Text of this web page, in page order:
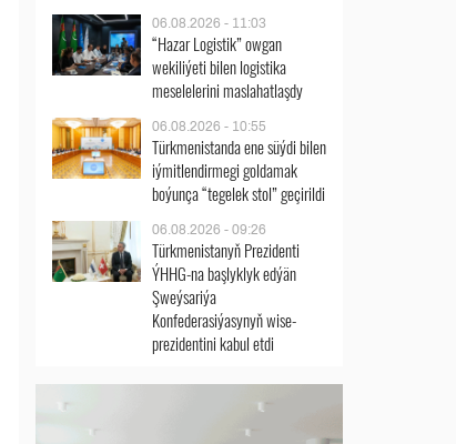
06.08.2026 - 11:03
“Hazar Logistik” owgan
wekiliýeti bilen logistika
meselelerini maslahatlaşdy
06.08.2026 - 10:55
Türkmenistanda ene süýdi bilen
iýmitlendirmegi goldamak
boýunça “tegelek stol” geçirildi
06.08.2026 - 09:26
Türkmenistanyň Prezidenti
ÝHHG-na başlyklyk edýän
Şweýsariýa
Konfederasiýasynyň wise-
prezidentini kabul etdi